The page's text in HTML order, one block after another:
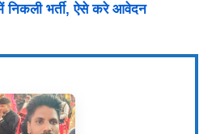
निकली भर्ती, ऐसे करे आवेदन